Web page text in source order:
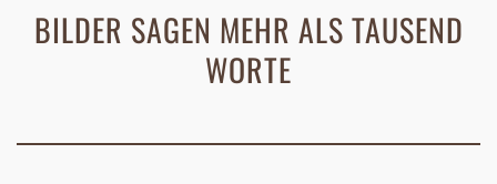
BILDER SAGEN MEHR ALS TAUSEND
WORTE